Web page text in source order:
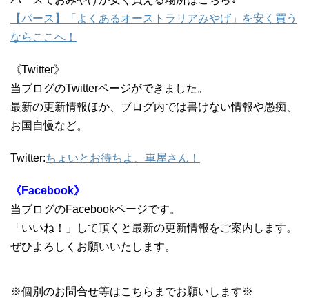
【パース】「よくあるオーストラリアみやげ」を安く買う
ならここへ！
《Twitter》
当ブログのTwitterページができました。
最新の更新情報ほか、ブログ内では書けない情報や愚痴、
お国自慢など。
Twitter:ちょいとお待ちよ、車屋さん！
《Facebook》
当ブログのFacebookページです。
「いいね！」して頂くと最新の更新情報をご案内します。
ぜひよろしくお願いいたします。
※個別のお問合せ等はこちらまでお願いします※